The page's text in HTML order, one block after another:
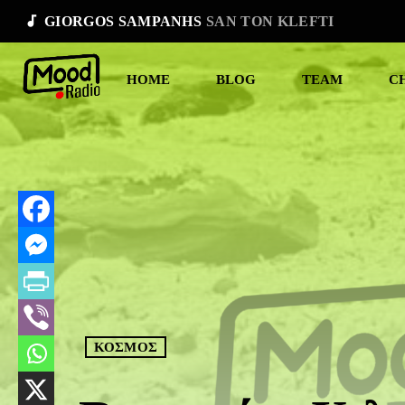
audiotrack GIORGOS SAMPANHS SAN TON KLEFTI
HOME BLOG TEAM
ΚΟΣΜΟΣ